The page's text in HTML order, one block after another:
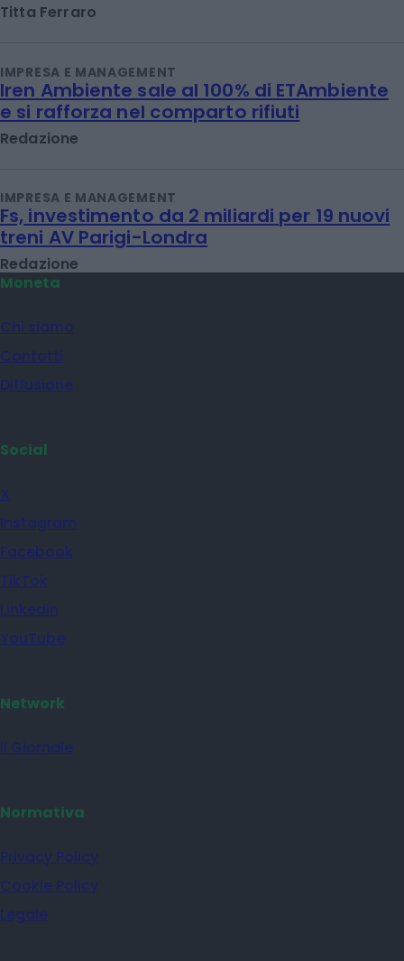
Titta Ferraro
IMPRESA E MANAGEMENT
Iren Ambiente sale al 100% di ETAmbiente
e si rafforza nel comparto rifiuti
Redazione
IMPRESA E MANAGEMENT
Fs, investimento da 2 miliardi per 19 nuovi
treni AV Parigi-Londra
Redazione
Moneta
Chi siamo
Contatti
Diffusione
Social
X
Instagram
Facebook
TikTok
Linkedin
YouTube
Network
il Giornale
Normativa
Privacy Policy
Cookie Policy
Legale